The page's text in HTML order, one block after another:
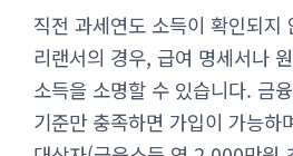
직전 과세연도 소득이 확인되지
리랜서의 경우, 급여 명세서나
소득을 소명할 수 있습니다. 금
기준만 충족하면 가입이 가능하